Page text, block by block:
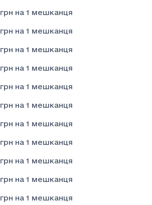
грн на 1 мешканця
грн на 1 мешканця
грн на 1 мешканця
грн на 1 мешканця
грн на 1 мешканця
грн на 1 мешканця
грн на 1 мешканця
грн на 1 мешканця
грн на 1 мешканця
грн на 1 мешканця
грн на 1 мешканця